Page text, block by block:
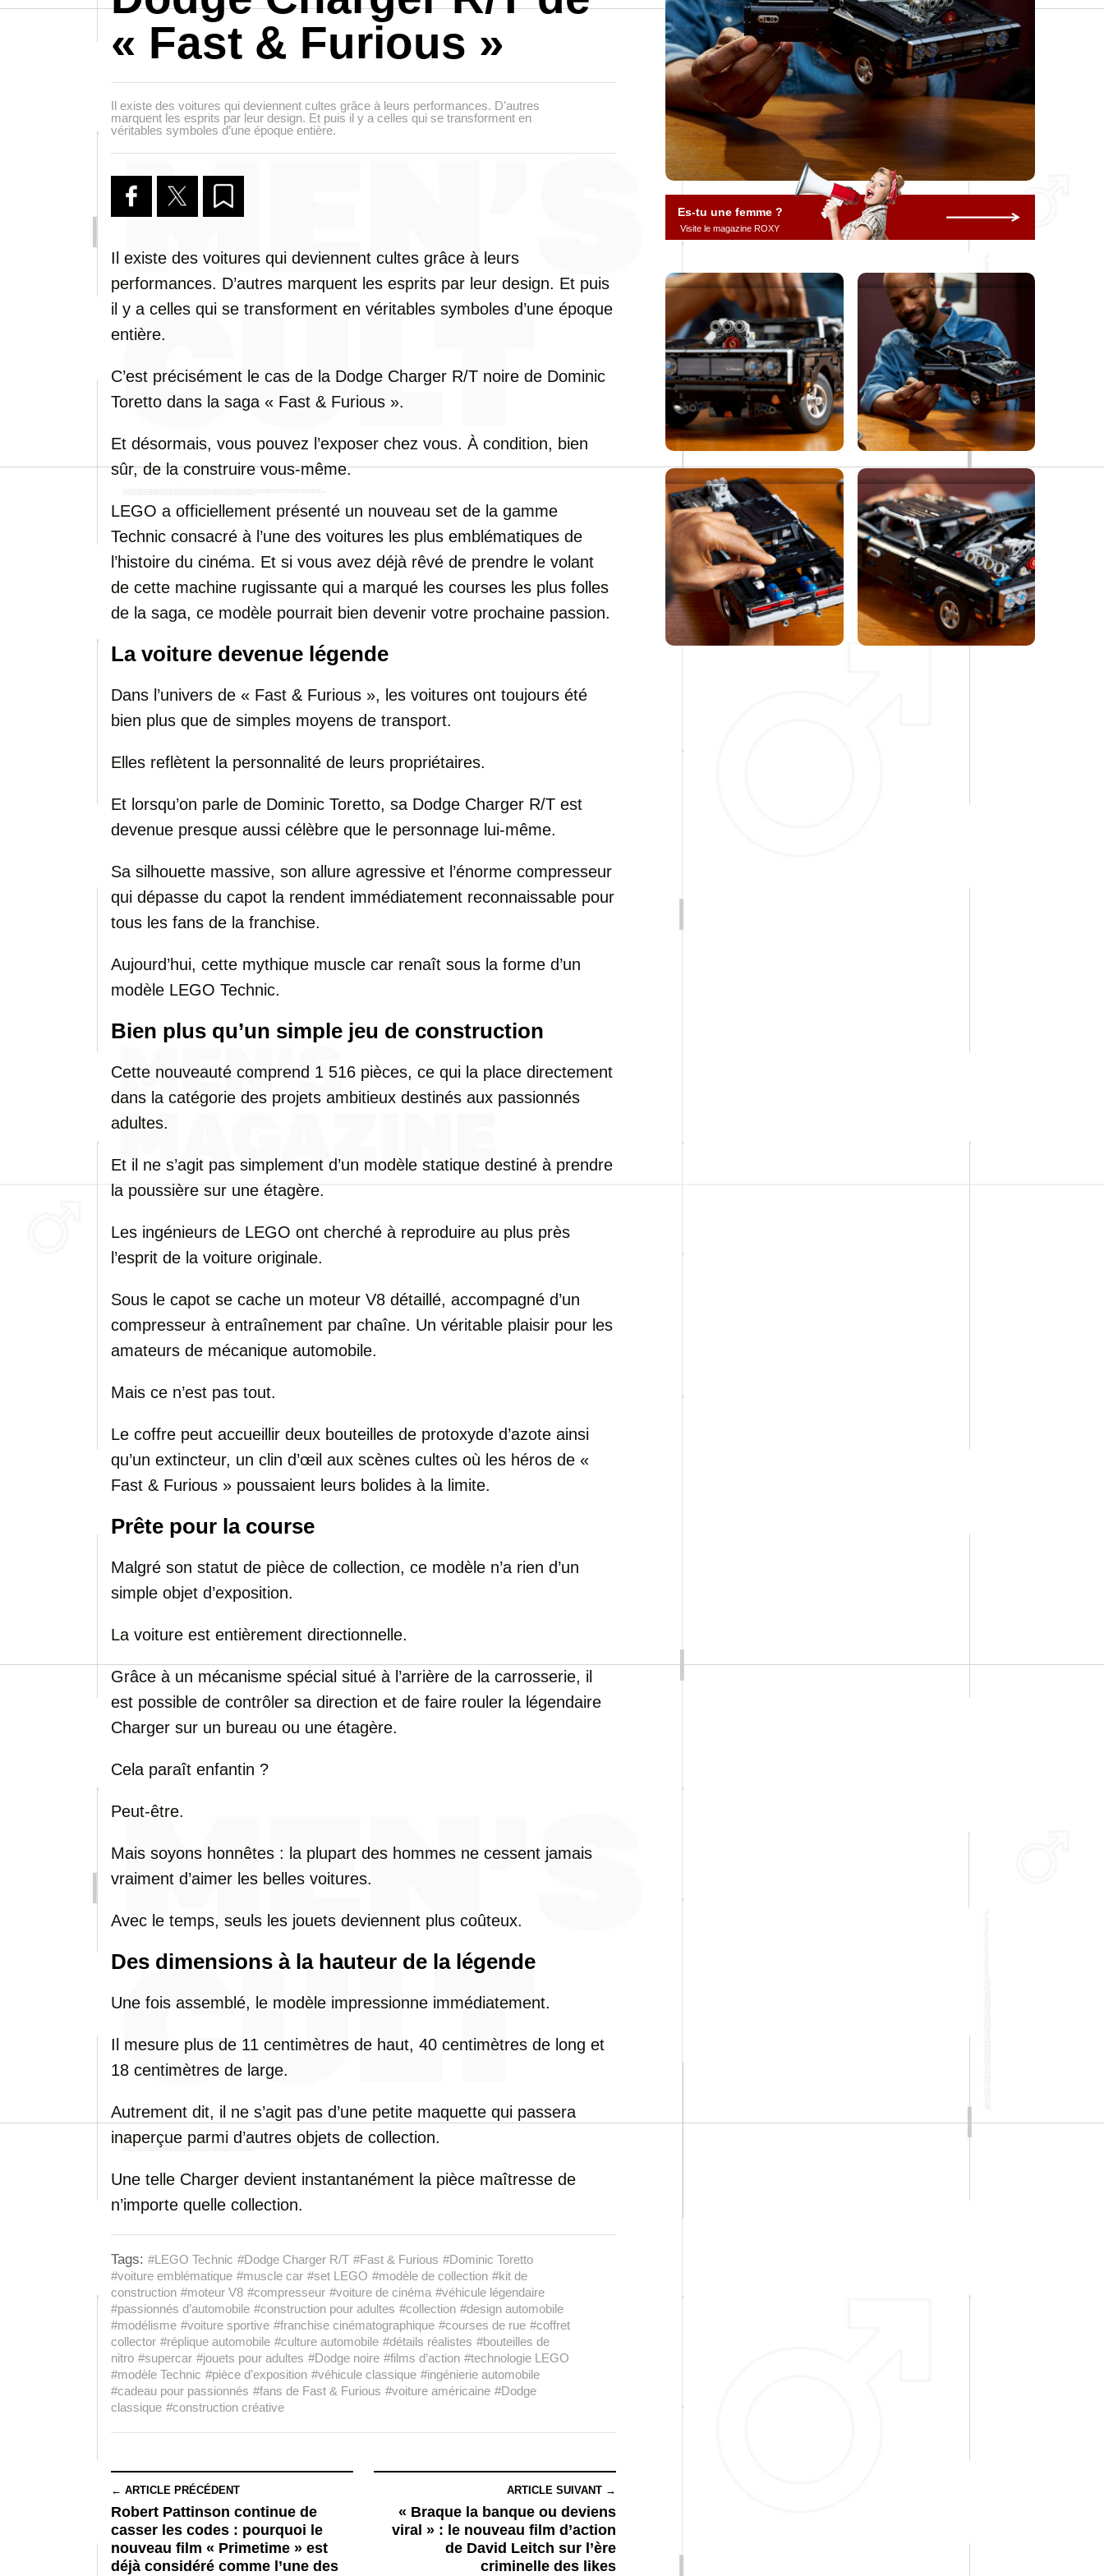
« Fast & Furious »
Il existe des voitures qui deviennent cultes grâce à leurs performances. D’autres
marquent les esprits par leur design. Et puis il y a celles qui se transforment en
véritables symboles d’une époque entière.
Il existe des voitures qui deviennent cultes grâce à leurs
performances. D’autres marquent les esprits par leur design. Et puis
il y a celles qui se transforment en véritables symboles d’une époque
entière.
C’est précisément le cas de la Dodge Charger R/T noire de Dominic
Toretto dans la saga « Fast & Furious ».
Et désormais, vous pouvez l’exposer chez vous. À condition, bien
sûr, de la construire vous-même.
LEGO a officiellement présenté un nouveau set de la gamme
Technic consacré à l’une des voitures les plus emblématiques de
l’histoire du cinéma. Et si vous avez déjà rêvé de prendre le volant
de cette machine rugissante qui a marqué les courses les plus folles
de la saga, ce modèle pourrait bien devenir votre prochaine passion.
La voiture devenue légende
Dans l’univers de « Fast & Furious », les voitures ont toujours été
bien plus que de simples moyens de transport.
Elles reflètent la personnalité de leurs propriétaires.
Et lorsqu’on parle de Dominic Toretto, sa Dodge Charger R/T est
devenue presque aussi célèbre que le personnage lui-même.
Sa silhouette massive, son allure agressive et l’énorme compresseur
qui dépasse du capot la rendent immédiatement reconnaissable pour
tous les fans de la franchise.
Aujourd’hui, cette mythique muscle car renaît sous la forme d’un
modèle LEGO Technic.
Bien plus qu’un simple jeu de construction
Cette nouveauté comprend 1 516 pièces, ce qui la place directement
dans la catégorie des projets ambitieux destinés aux passionnés
adultes.
Et il ne s’agit pas simplement d’un modèle statique destiné à prendre
la poussière sur une étagère.
Les ingénieurs de LEGO ont cherché à reproduire au plus près
l’esprit de la voiture originale.
Sous le capot se cache un moteur V8 détaillé, accompagné d’un
compresseur à entraînement par chaîne. Un véritable plaisir pour les
amateurs de mécanique automobile.
Mais ce n’est pas tout.
Le coffre peut accueillir deux bouteilles de protoxyde d’azote ainsi
qu’un extincteur, un clin d’œil aux scènes cultes où les héros de «
Fast & Furious » poussaient leurs bolides à la limite.
Prête pour la course
Malgré son statut de pièce de collection, ce modèle n’a rien d’un
simple objet d’exposition.
La voiture est entièrement directionnelle.
Grâce à un mécanisme spécial situé à l’arrière de la carrosserie, il
est possible de contrôler sa direction et de faire rouler la légendaire
Charger sur un bureau ou une étagère.
Cela paraît enfantin ?
Peut-être.
Mais soyons honnêtes : la plupart des hommes ne cessent jamais
vraiment d’aimer les belles voitures.
Avec le temps, seuls les jouets deviennent plus coûteux.
Des dimensions à la hauteur de la légende
Une fois assemblé, le modèle impressionne immédiatement.
Il mesure plus de 11 centimètres de haut, 40 centimètres de long et
18 centimètres de large.
Autrement dit, il ne s’agit pas d’une petite maquette qui passera
inaperçue parmi d’autres objets de collection.
Une telle Charger devient instantanément la pièce maîtresse de
n’importe quelle collection.
Tags: #LEGO Technic #Dodge Charger R/T #Fast & Furious #Dominic Toretto
#voiture emblématique #muscle car #set LEGO #modèle de collection #kit de
construction #moteur V8 #compresseur #voiture de cinéma #véhicule légendaire
#passionnés d’automobile #construction pour adultes #collection #design automobile
#modélisme #voiture sportive #franchise cinématographique #courses de rue #coffret
collector #réplique automobile #culture automobile #détails réalistes #bouteilles de
nitro #supercar #jouets pour adultes #Dodge noire #films d’action #technologie LEGO
#modèle Technic #pièce d’exposition #véhicule classique #ingénierie automobile
#cadeau pour passionnés #fans de Fast & Furious #voiture américaine #Dodge
classique #construction créative
← ARTICLE PRÉCÉDENT
Robert Pattinson continue de
casser les codes : pourquoi le
nouveau film « Primetime » est
déjà considéré comme l’une des
ARTICLE SUIVANT →
« Braque la banque ou deviens
viral » : le nouveau film d’action
de David Leitch sur l’ère
criminelle des likes
Es-tu une femme ?
Visite le magazine ROXY